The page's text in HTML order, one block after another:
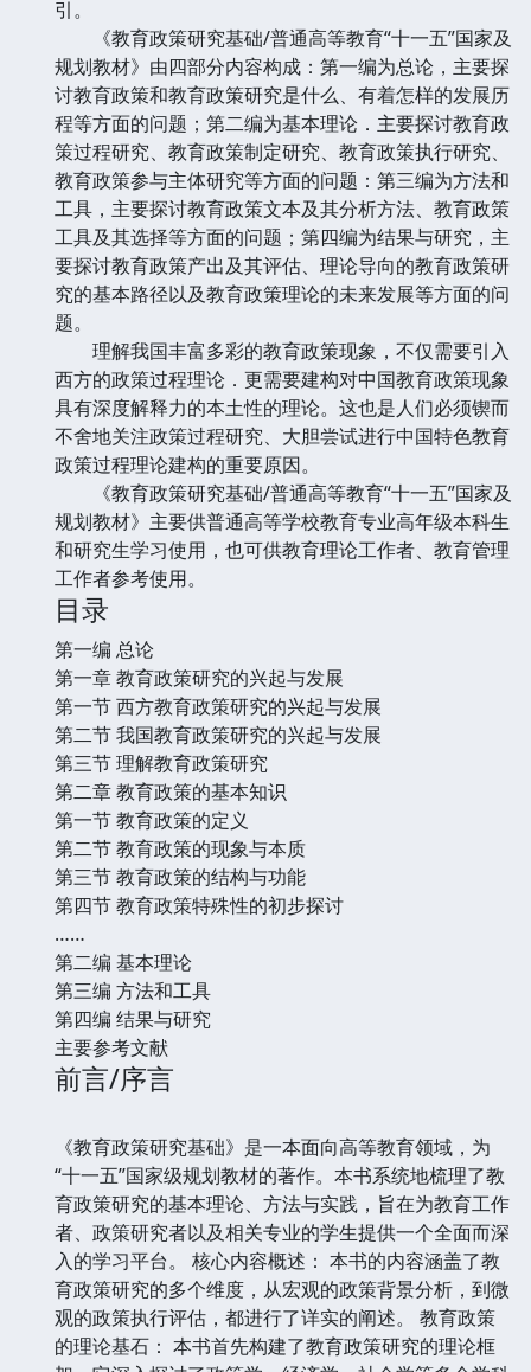
引。
《教育政策研究基础/普通高等教育“十一五”国家及
规划教材》由四部分内容构成：第一编为总论，主要探
讨教育政策和教育政策研究是什么、有着怎样的发展历
程等方面的问题；第二编为基本理论．主要探讨教育政
策过程研究、教育政策制定研究、教育政策执行研究、
教育政策参与主体研究等方面的问题：第三编为方法和
工具，主要探讨教育政策文本及其分析方法、教育政策
工具及其选择等方面的问题；第四编为结果与研究，主
要探讨教育政策产出及其评估、理论导向的教育政策研
究的基本路径以及教育政策理论的未来发展等方面的问
题。
理解我国丰富多彩的教育政策现象，不仅需要引入
西方的政策过程理论．更需要建构对中国教育政策现象
具有深度解释力的本土性的理论。这也是人们必须锲而
不舍地关注政策过程研究、大胆尝试进行中国特色教育
政策过程理论建构的重要原因。
《教育政策研究基础/普通高等教育“十一五”国家及
规划教材》主要供普通高等学校教育专业高年级本科生
和研究生学习使用，也可供教育理论工作者、教育管理
工作者参考使用。
目录
第一编 总论
第一章 教育政策研究的兴起与发展
第一节 西方教育政策研究的兴起与发展
第二节 我国教育政策研究的兴起与发展
第三节 理解教育政策研究
第二章 教育政策的基本知识
第一节 教育政策的定义
第二节 教育政策的现象与本质
第三节 教育政策的结构与功能
第四节 教育政策特殊性的初步探讨
……
第二编 基本理论
第三编 方法和工具
第四编 结果与研究
主要参考文献
前言/序言
《教育政策研究基础》是一本面向高等教育领域，为
“十一五”国家级规划教材的著作。本书系统地梳理了教
育政策研究的基本理论、方法与实践，旨在为教育工作
者、政策研究者以及相关专业的学生提供一个全面而深
入的学习平台。 核心内容概述： 本书的内容涵盖了教
育政策研究的多个维度，从宏观的政策背景分析，到微
观的政策执行评估，都进行了详实的阐述。 教育政策
的理论基石： 本书首先构建了教育政策研究的理论框